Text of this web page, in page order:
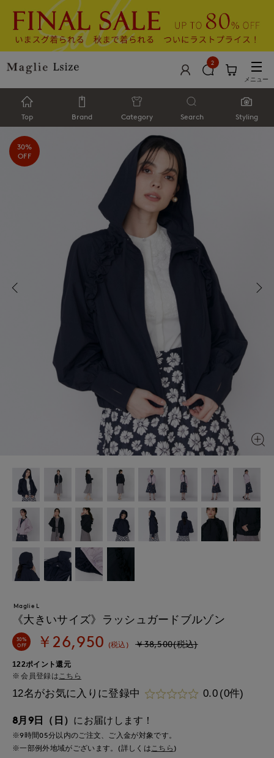
2
メニュー
Top Brand Category Search Styling
30%
OFF
Maglie L
《大きいサイズ》ラッシュガードブルゾン
30%
OFF
￥26,950 (税込) ￥38,500(税込)
122ポイント還元
会員登録は こちら
12名がお気に入りに登録中 0.0 (0件)
8月9日（日） にお届けします！
※9時間05分以内のご注文、ご入金が対象です。
※一部例外地域がございます。(詳しくはこちら )